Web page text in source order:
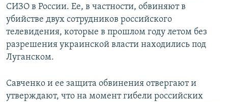
СИЗО в России. Ее, в частности, обвиняют в
убийстве двух сотрудников российского
телевидения, которые в прошлом году летом без
разрешения украинской власти находились под
Луганском.
Савченко и ее защита обвинения отвергают и
утверждают, что на момент гибели российских